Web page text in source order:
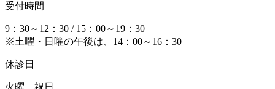
受付時間
9：30～12：30 / 15：00～19：30
※土曜・日曜の午後は、14：00～16：30
休診日